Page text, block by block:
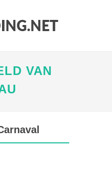
VAN